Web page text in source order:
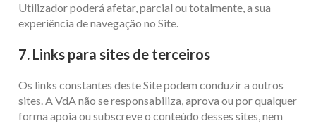
Utilizador poderá afetar, parcial ou totalmente, a sua
experiência de navegação no Site.
7. Links para sites de terceiros
Os links constantes deste Site podem conduzir a outros
sites. A VdA não se responsabiliza, aprova ou por qualquer
forma apoia ou subscreve o conteúdo desses sites, nem